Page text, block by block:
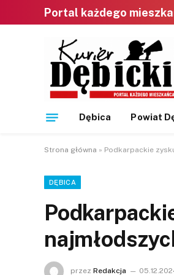
Portal każdego
Dębica Powiat
Strona główna » Podkarpackie
DĘBICA
przez Redakcja